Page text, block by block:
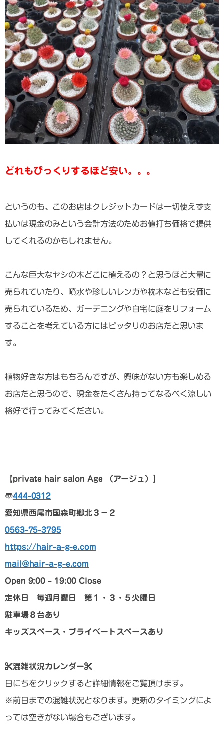
どれもびっくりするほど安い。。。
というのも、このお店はクレジットカードは一切使えず支
払いは現金のみという会計方法のためお値打ち価格で提供
してくれるのかもしれません。
こんな巨大なヤシの木どこに植えるの？と思うほど大量に
売られていたり、噴水や珍しいレンガや枕木なども安価に
売られているため、ガーデニングや自宅に庭をリフォーム
することを考えている方にはピッタリのお店だと思いま
す。
植物好きな方はもちろんですが、興味がない方も楽しめる
お店だと思うので、現金をたくさん持ってなるべく涼しい
格好で行ってみてください。
【private hair salon Age （アージュ） 】
〠444-0312
愛知県西尾市国森町郷北３－２
0563-75-3795
https://hair-a-g-e.com
mail@hair-a-g-e.com
Open 9:00 – 19:00 Close
定休日 毎週月曜日 第１・３・５火曜日
駐車場８台あり
キッズスペース・プライベートスペースあり
混雑状況カレンダー
日にちをクリックすると詳細情報をご覧頂けます。
※前日までの混雑状況となります。更新のタイミングによ
っては空きがない場合もございます。